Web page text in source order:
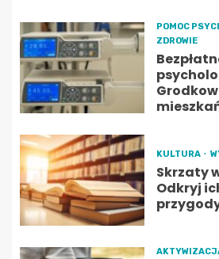
POMOC
ZDROWIE
KULTURA
Skrzaty
Odkryj